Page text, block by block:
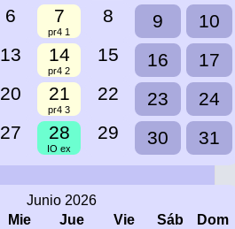
6 7
pr4 1
8 9
10
13 14
pr4 2
15 16
17
20 21
pr4 3
22 23
24
27 28
IO ex
29 30 31
Junio 2026
Mie Jue Vie Sáb Dom